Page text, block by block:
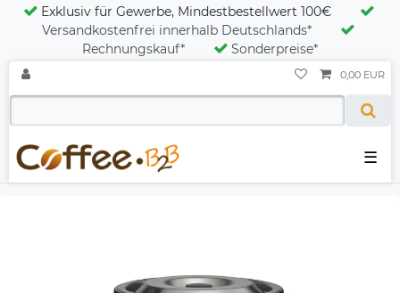
Exklusiv für Gewerbe, Mindestbestellwert 100€
Versandkostenfrei innerhalb Deutschlands*
Rechnungskauf*
Sonderpreise*
☰
0,00 EUR